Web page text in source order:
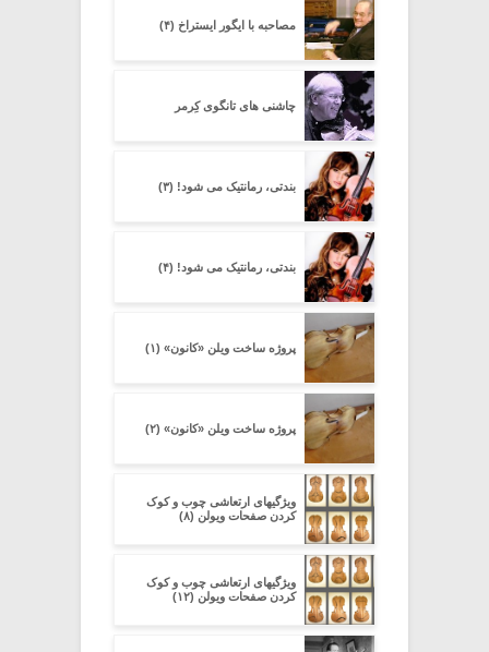
مصاحبه با ایگور ایستراخ (۴)
چاشنی های تانگوی کِرِمر
بندتی، رمانتیک می شود! (۳)
بندتی، رمانتیک می شود! (۴)
پروژه ساخت ویلن «کانون» (۱)
پروژه ساخت ویلن «کانون» (۲)
ویژگیهای ارتعاشی چوب و کوک
کردن صفحات ویولن (۸)
ویژگیهای ارتعاشی چوب و کوک
کردن صفحات ویولن (۱۲)